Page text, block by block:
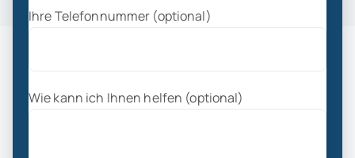
Ihre Telefonnummer (optional)
Wie kann ich Ihnen helfen (optional)